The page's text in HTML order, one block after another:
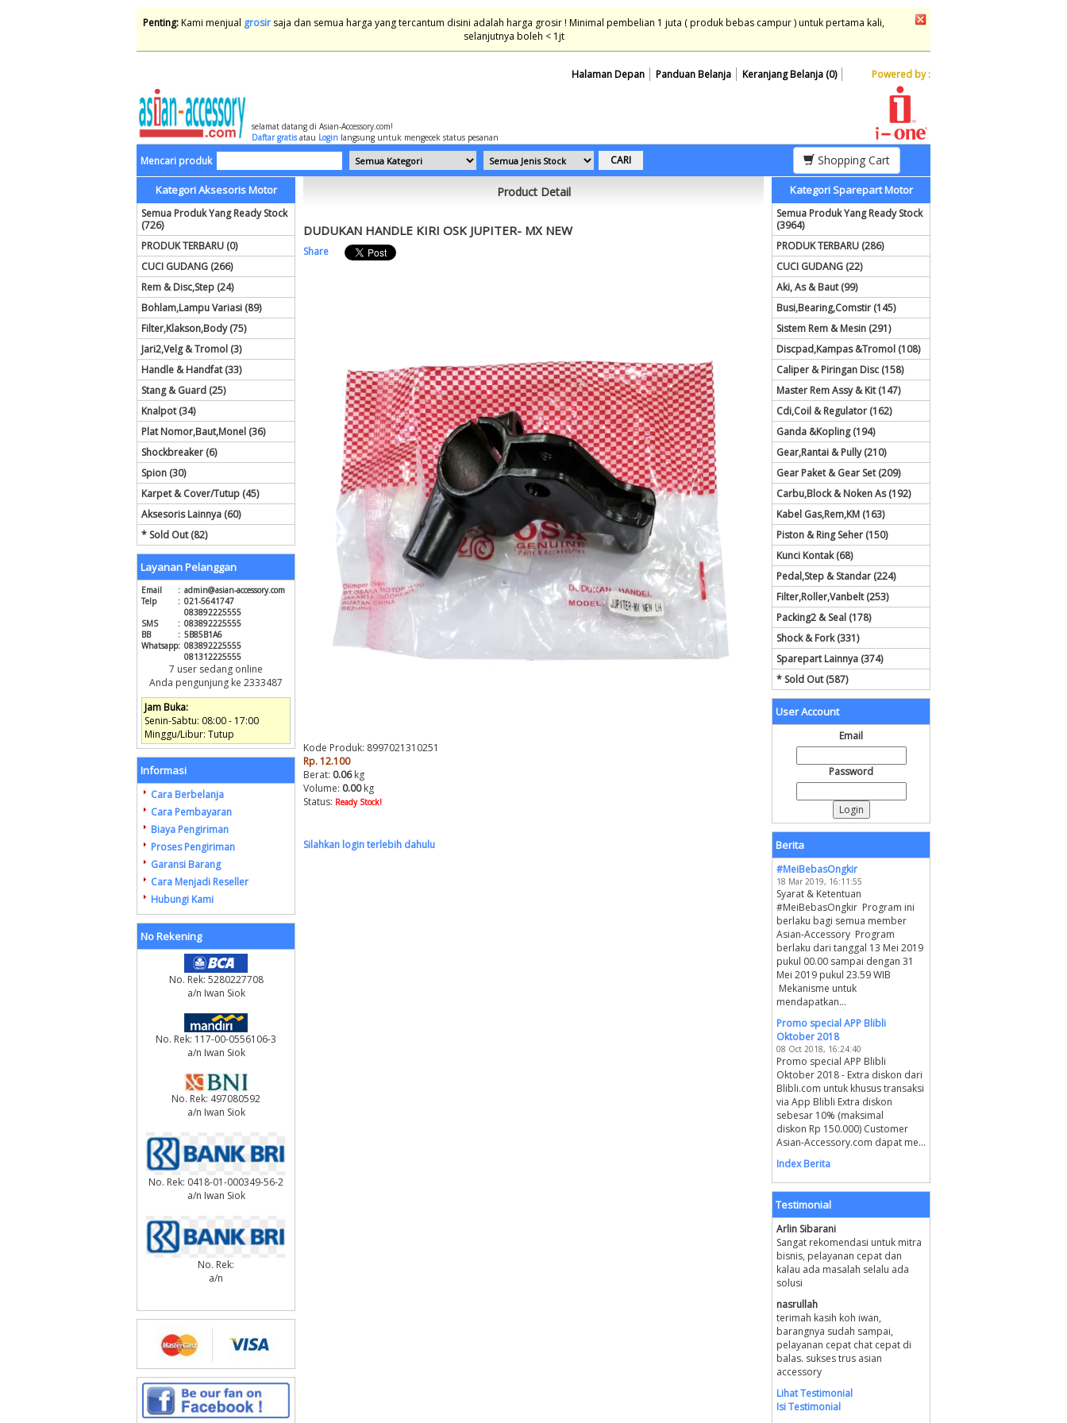
Penting:Kami menjual grosir saja dan semua harga yang tercantum disini adalah harga grosir ! Minimal pembelian 1 juta ( produk bebas campur ) untuk pertama kali,
selanjutnya boleh < 1jt
Keranjang Belanja (0)
Panduan Belanja
Halaman Depan Powered by :
selamat datang di Asian-Accessory.com!
Daftar gratisatau Login langsung untuk mengecek status pesanan
Mencari produk Shopping Cart
Kategori Aksesoris Motor
Semua Produk Yang Ready Stock
(726)
PRODUK TERBARU (0)
CUCI GUDANG (266)
Rem & Disc,Step (24)
Bohlam,Lampu Variasi (89)
Filter,Klakson,Body (75)
Jari2,Velg & Tromol (3)
Handle & Handfat (33)
Stang & Guard (25)
Knalpot (34)
Plat Nomor,Baut,Monel (36)
Shockbreaker (6)
Spion (30)
Karpet & Cover/Tutup (45)
Aksesoris Lainnya (60)
* Sold Out (82)
Layanan Pelanggan
Email : admin@asian-accessory.com
Telp
: 021-5641747
083892225555
SMS
: 083892225555
BB
: 5B85B1A6
Whatsapp: 083892225555
081312225555
7 user sedang online
Anda pengunjung ke 2333487
Jam Buka:
Senin-Sabtu: 08:00 - 17:00
Minggu/Libur: Tutup
Informasi
Cara Berbelanja
Cara Pembayaran
Biaya Pengiriman
Proses Pengiriman
Garansi Barang
Cara Menjadi Reseller
Hubungi Kami
No Rekening
No. Rek: 5280227708
a/n Iwan Siok
No. Rek: 117-00-0556106-3
a/n Iwan Siok
No. Rek: 497080592
a/n Iwan Siok
No. Rek: 0418-01-000349-56-2
a/n Iwan Siok
No. Rek:
a/n
Product Detail
DUDUKAN HANDLE KIRI OSK JUPITER- MX NEW
Share
Kode Produk: 8997021310251
Rp. 12.100
Berat: 0.06kg
Volume: 0.00kg
Status: Ready Stock!
Silahkan login terlebih dahulu
Kategori Sparepart Motor
Semua Produk Yang Ready Stock
(3964)
PRODUK TERBARU (286)
CUCI GUDANG (22)
Aki, As & Baut (99)
Busi,Bearing,Comstir (145)
Sistem Rem & Mesin (291)
Discpad,Kampas &Tromol (108)
Caliper & Piringan Disc (158)
Master Rem Assy & Kit (147)
Cdi,Coil & Regulator (162)
Ganda &Kopling (194)
Gear,Rantai & Pully (210)
Gear Paket & Gear Set (209)
Carbu,Block & Noken As (192)
Kabel Gas,Rem,KM (163)
Piston & Ring Seher (150)
Kunci Kontak (68)
Pedal,Step & Standar (224)
Filter,Roller,Vanbelt (253)
Packing2 & Seal (178)
Shock & Fork (331)
Sparepart Lainnya (374)
* Sold Out (587)
User Account
Email
Password
Berita
#MeiBebasOngkir
18 Mar 2019, 16:11:55
Syarat & Ketentuan
#MeiBebasOngkir Program ini
berlaku bagi semua member
Asian-Accessory Program
berlaku dari tanggal 13 Mei 2019
pukul 00.00 sampai dengan 31
Mei 2019 pukul 23.59 WIB
Mekanisme untuk
mendapatkan...
Promo special APP Blibli
Oktober 2018
08 Oct 2018, 16:24:40
Promo special APP Blibli
Oktober 2018 - Extra diskon dari
Blibli.com untuk khusus transaksi
via App Blibli Extra diskon
sebesar 10% (maksimal
diskon Rp 150.000) Customer
Asian-Accessory.com dapat me...
Index Berita
Testimonial
Arlin Sibarani
Sangat rekomendasi untuk mitra
bisnis, pelayanan cepat dan
kalau ada masalah selalu ada
solusi
nasrullah
terimah kasih koh iwan,
barangnya sudah sampai,
pelayanan cepat chat cepat di
balas. sukses trus asian
accessory
Lihat Testimonial
Isi Testimonial